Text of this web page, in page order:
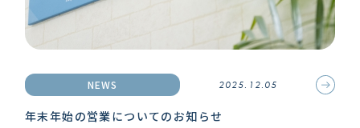
NEWS 2025.12.05
年末年始の営業についてのお知らせ